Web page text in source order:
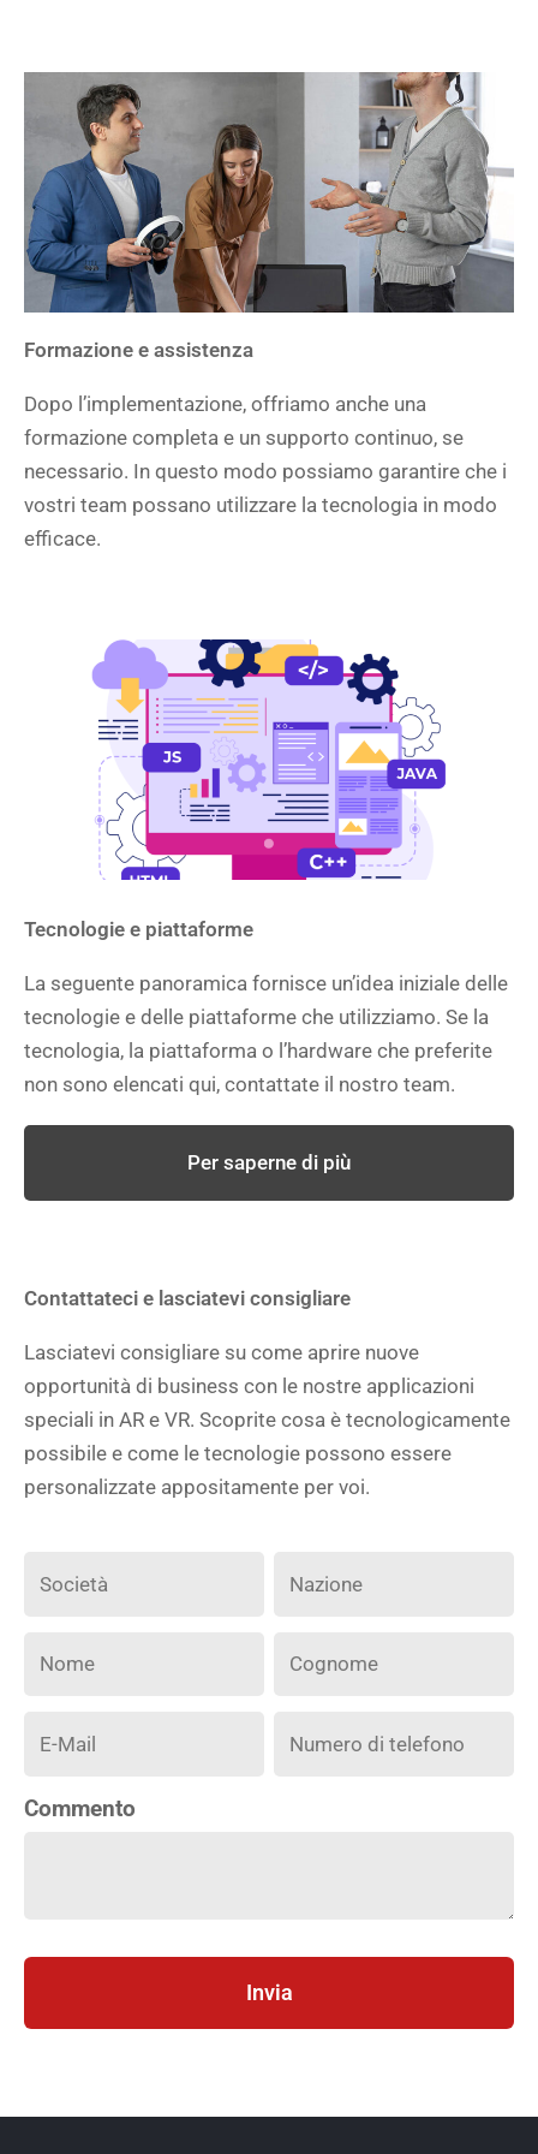
Formazione e assistenza
Dopo l’implementazione, offriamo anche una
formazione completa e un supporto continuo, se
necessario. In questo modo possiamo garantire che i
vostri team possano utilizzare la tecnologia in modo
efficace.
Tecnologie e piattaforme
La seguente panoramica fornisce un’idea iniziale delle
tecnologie e delle piattaforme che utilizziamo. Se la
tecnologia, la piattaforma o l’hardware che preferite
non sono elencati qui, contattate il nostro team.
Per saperne di più
Contattateci e lasciatevi consigliare
Lasciatevi consigliare su come aprire nuove
opportunità di business con le nostre applicazioni
speciali in AR e VR. Scoprite cosa è tecnologicamente
possibile e come le tecnologie possono essere
personalizzate appositamente per voi.
Commento
Invia